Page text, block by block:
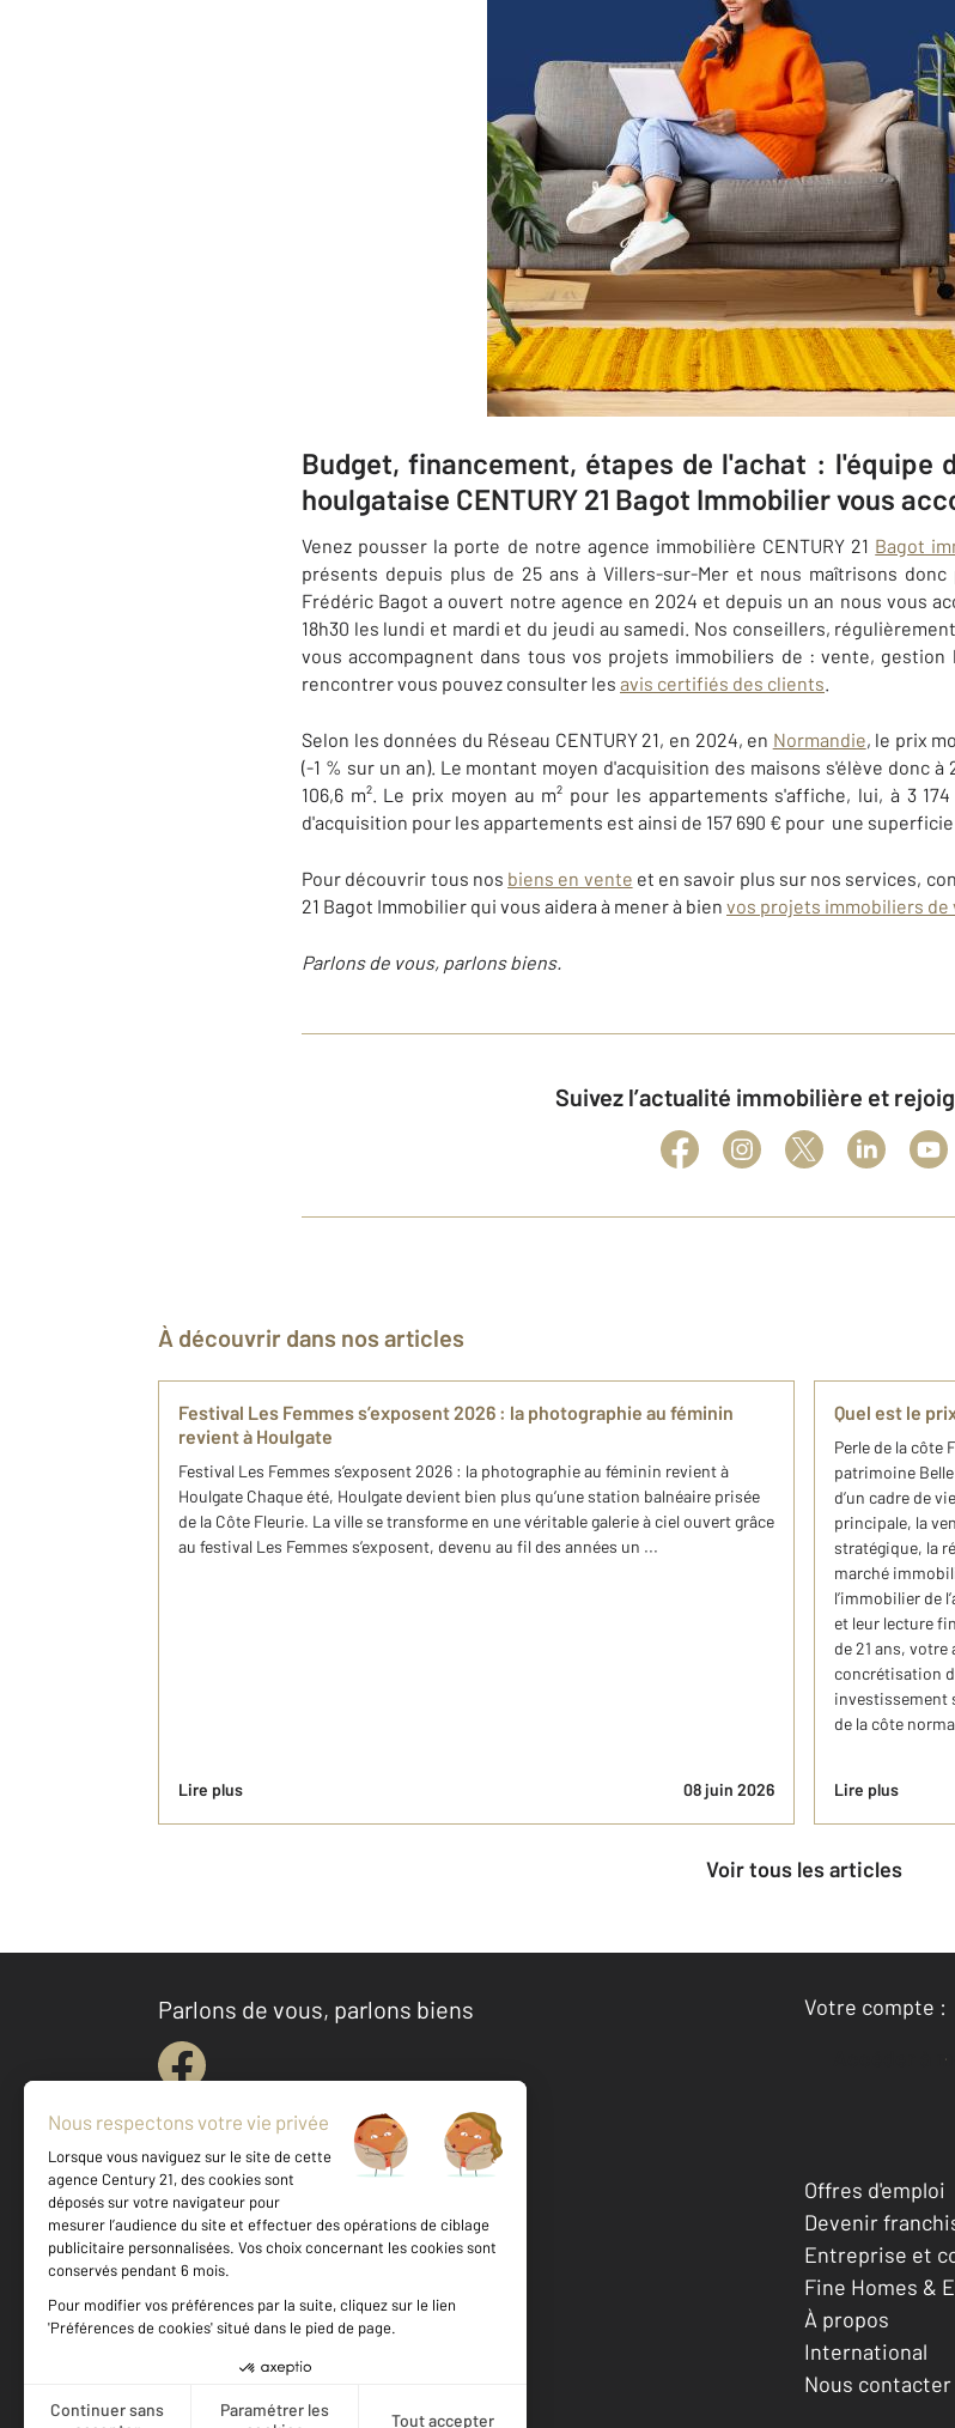
Budget, financement, étapes de l'achat : l'équipe
houlgataise CENTURY 21 Bagot Immobilier vous
Venez pousser la porte de notre agence immobilière CENTURY 21 Bagot
présents depuis plus de 25 ans à Villers-sur-Mer et nous maîtrisons
Frédéric Bagot a ouvert notre agence en 2024 et depuis un an nous vous
18h30 les lundi et mardi et du jeudi au samedi. Nos conseillers,
vous accompagnent dans tous vos projets immobiliers de : vente,
rencontrer vous pouvez consulter les avis certifiés des clients.
Selon les données du Réseau CENTURY 21, en 2024, en Normandie, le prix
(-1 % sur un an). Le montant moyen d'acquisition des maisons s'élève donc
106,6 m². Le prix moyen au m² pour les appartements s'affiche, lui, à 3
d'acquisition pour les appartements est ainsi de 157 690 € pour une superficie
Pour découvrir tous nos biens en vente et en savoir plus sur nos services,
21 Bagot Immobilier qui vous aidera à mener à bien vos projets immobiliers de
Parlons de vous, parlons biens.
Suivez l’actualité immobilière et
À découvrir dans nos articles
Festival Les Femmes s’exposent 2026 : la photographie au féminin
revient à Houlgate
Festival Les Femmes s’exposent 2026 : la photographie au féminin revient à
Houlgate Chaque été, Houlgate devient bien plus qu’une station balnéaire prisée
de la Côte Fleurie. La ville se transforme en une véritable galerie à ciel ouvert grâce
au festival Les Femmes s’exposent, devenu au fil des années un ...
Lire plus 08 juin 2026
Quel est le
Perle de la côte
patrimoine
d’un cadre de
principale, la
stratégique, la
marché
l’immobilier de
et leur lecture
de 21 ans, votre
concrétisation
investissement
de la côte
Lire plus
Voir tous les articles
Parlons de vous, parlons biens
Votre compte :
Accéder à
Votre agence est notée
Achat
Location
Offres d'emploi
Devenir
Entreprise et
Fine Homes &
À propos
International
Nous contacter